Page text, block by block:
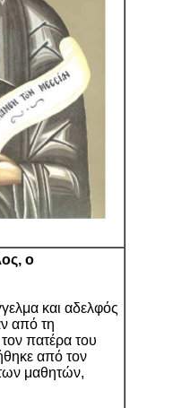
ο
και αδελφός
από τη
πατέρα του
από τον
μαθητών,